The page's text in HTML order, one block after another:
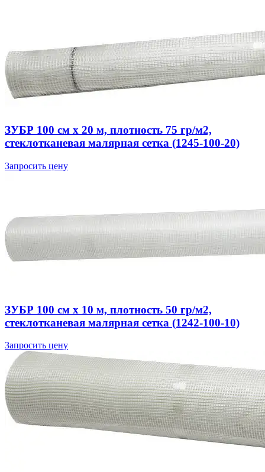
ЗУБР 100 см х 20 м, плотность 75 гр/м2,
стеклотканевая малярная сетка (1245-100-20)
Запросить цену
ЗУБР 100 см х 10 м, плотность 50 гр/м2,
стеклотканевая малярная сетка (1242-100-10)
Запросить цену